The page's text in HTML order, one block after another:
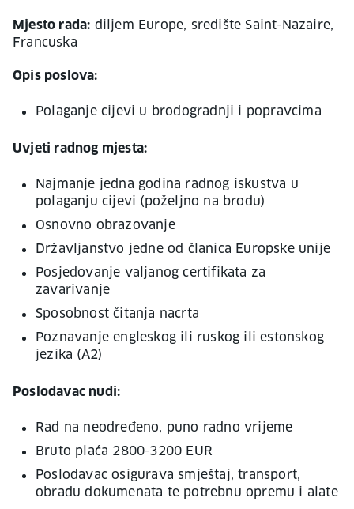
Mjesto rada: diljem Europe, središte Saint-Nazaire,
Francuska
Opis poslova:
Polaganje cijevi u brodogradnji i popravcima
Uvjeti radnog mjesta:
Najmanje jedna godina radnog iskustva u
polaganju cijevi (poželjno na brodu)
Osnovno obrazovanje
Državljanstvo jedne od članica Europske unije
Posjedovanje valjanog certifikata za
zavarivanje
Sposobnost čitanja nacrta
Poznavanje engleskog ili ruskog ili estonskog
jezika (A2)
Poslodavac nudi:
Rad na neodređeno, puno radno vrijeme
Bruto plaća 2800-3200 EUR
Poslodavac osigurava smještaj, transport,
obradu dokumenata te potrebnu opremu i alate